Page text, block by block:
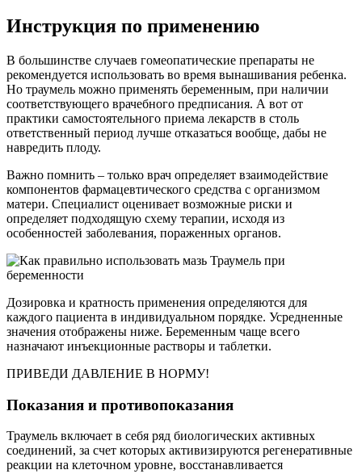
Инструкция по применению
В большинстве случаев гомеопатические препараты не
рекомендуется использовать во время вынашивания ребенка.
Но траумель можно применять беременным, при наличии
соответствующего врачебного предписания. А вот от
практики самостоятельного приема лекарств в столь
ответственный период лучше отказаться вообще, дабы не
навредить плоду.
Важно помнить – только врач определяет взаимодействие
компонентов фармацевтического средства с организмом
матери. Специалист оценивает возможные риски и
определяет подходящую схему терапии, исходя из
особенностей заболевания, пораженных органов.
Дозировка и кратность применения определяются для
каждого пациента в индивидуальном порядке. Усредненные
значения отображены ниже. Беременным чаще всего
назначают инъекционные растворы и таблетки.
ПРИВЕДИ ДАВЛЕНИЕ В НОРМУ!
Показания и противопоказания
Траумель включает в себя ряд биологических активных
соединений, за счет которых активизируются регенеративные
реакции на клеточном уровне, восстанавливается